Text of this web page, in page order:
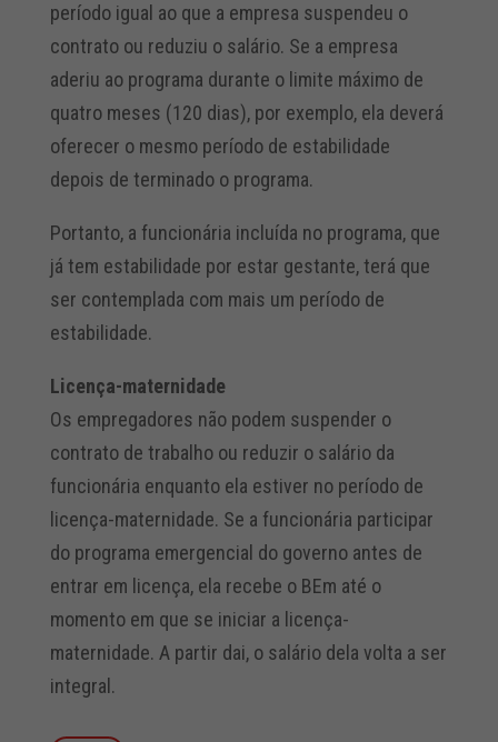
período igual ao que a empresa suspendeu o
contrato ou reduziu o salário. Se a empresa
aderiu ao programa durante o limite máximo de
quatro meses (120 dias), por exemplo, ela deverá
oferecer o mesmo período de estabilidade
depois de terminado o programa.
Portanto, a funcionária incluída no programa, que
já tem estabilidade por estar gestante, terá que
ser contemplada com mais um período de
estabilidade.
Licença-maternidade
Os empregadores não podem suspender o
contrato de trabalho ou reduzir o salário da
funcionária enquanto ela estiver no período de
licença-maternidade. Se a funcionária participar
do programa emergencial do governo antes de
entrar em licença, ela recebe o BEm até o
momento em que se iniciar a licença-
maternidade. A partir dai, o salário dela volta a ser
integral.